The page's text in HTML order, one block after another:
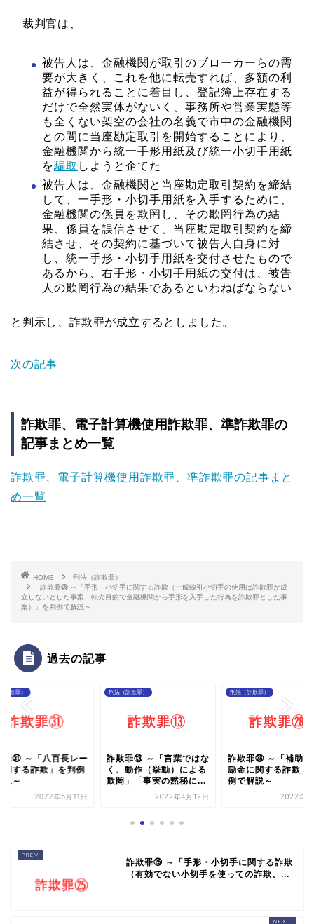
裁判官は、
被告人は、金融機関が取引のブローカーらの需
要が大きく、これを他に転売すれば、多額の利
益が得られることに着目し、登記簿上存在する
だけで全然実体がないく、事務所や営業実態等
も全くない架空の会社の名義で市中の金融機関
との間に当座勘定取引を開始することにより、
金融機関から統一手形用紙及び統一小切手用紙
を騙取 しようと企てた
被告人は、金融機関と当座勘定取引契約を締結
して、一手形・小切手用紙を入手するために、
金融機関の係員を欺罔し、その欺罔行為の結
果、係員を誤信させて、当座勘定取引契約を締
結させ、その契約に基づいて被告人自身に対
し、統一手形・小切手用紙を交付させたもので
あるから、右手形・小切手用紙の交付は、被告
人の欺罔行為の結果であるといわねばならない
と判示し、詐欺罪が成立するとしました。
次の記事
詐欺罪、電子計算機使用詐欺罪、準詐欺罪の
記事まとめ一覧
詐欺罪、電子計算機使用詐欺罪、準詐欺罪の記事まと
め一覧
HOME
刑法（詐欺罪）
詐欺罪㉖ ～「手形・小切手に関する詐欺（一般線引小切手の使用は詐欺罪が成
立しないとした事案、転売目的で金融機関から手形を入手した行為を詐欺罪とした事
案）」を判例で解説～
過去の記事
詐欺罪）
罪㉛ ～「八百長レー
関する詐欺」を判例
説～
2022年5月11日
刑法（詐欺罪）
詐欺罪⑬ ～「言葉ではな
く、動作（挙動）による
欺罔」「事実の黙秘に...
2022年4月12日
刑法（詐欺罪）
詐欺罪㉘ ～「補助金
励金に関する詐欺」
例で解説～
2022年5
詐欺罪㉕ ～「手形・小切手に関する詐欺
（有効でない小切手を使っての詐欺、...